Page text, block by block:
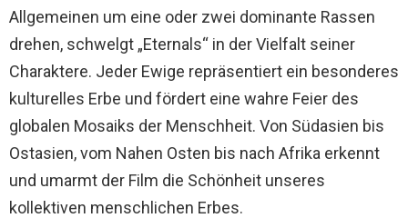
Allgemeinen um eine oder zwei dominante Rassen
drehen, schwelgt „Eternals“ in der Vielfalt seiner
Charaktere. Jeder Ewige repräsentiert ein besonderes
kulturelles Erbe und fördert eine wahre Feier des
globalen Mosaiks der Menschheit. Von Südasien bis
Ostasien, vom Nahen Osten bis nach Afrika erkennt
und umarmt der Film die Schönheit unseres
kollektiven menschlichen Erbes.